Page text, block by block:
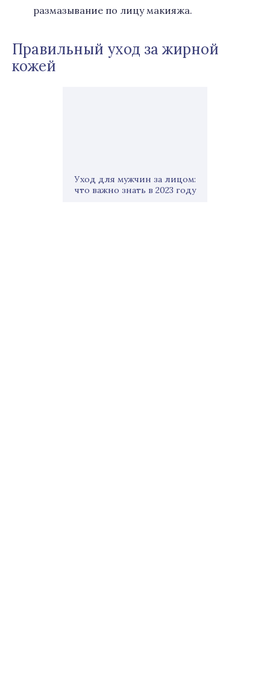
размазывание по лицу макияжа.
Правильный уход за жирной
кожей
Уход для мужчин за лицом:
что важно знать в 2023 году